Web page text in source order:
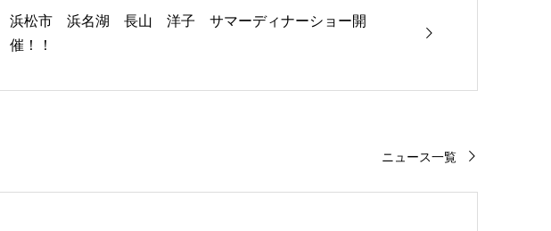
浜松市 浜名湖 長山 洋子 サマーディナーショー開
催！！
ニュース一覧